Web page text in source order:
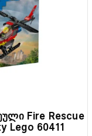
Fire Rescue
Lego 60411